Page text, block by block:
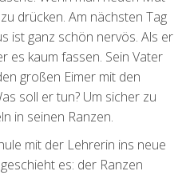
drücken. Am nächsten Tag
ist ganz schön nervös. Als er
es kaum fassen. Sein Vater
großen Eimer mit den
soll er tun? Um sicher zu
in seinen Ranzen.
mit der Lehrerin ins neue
es: der Ranzen